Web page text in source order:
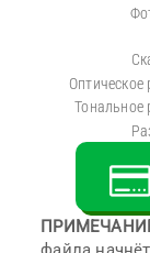
Оптическое
Тональное